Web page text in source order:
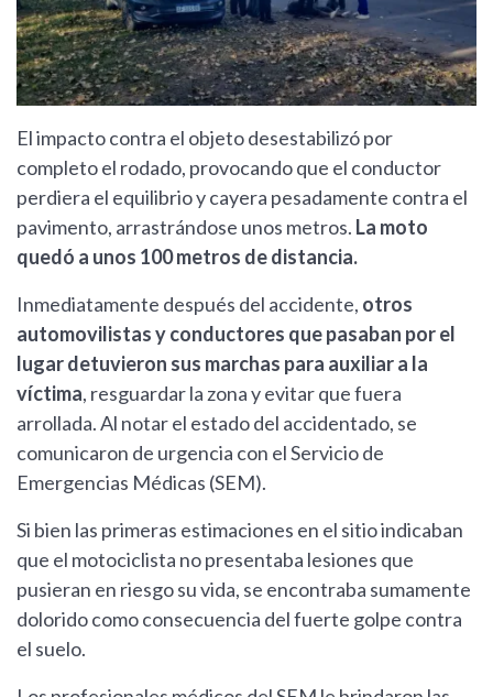
El impacto contra el objeto desestabilizó por
completo el rodado, provocando que el conductor
perdiera el equilibrio y cayera pesadamente contra el
pavimento, arrastrándose unos metros. La moto
quedó a unos 100 metros de distancia.
Inmediatamente después del accidente, otros
automovilistas y conductores que pasaban por el
lugar detuvieron sus marchas para auxiliar a la
víctima, resguardar la zona y evitar que fuera
arrollada. Al notar el estado del accidentado, se
comunicaron de urgencia con el Servicio de
Emergencias Médicas (SEM).
Si bien las primeras estimaciones en el sitio indicaban
que el motociclista no presentaba lesiones que
pusieran en riesgo su vida, se encontraba sumamente
dolorido como consecuencia del fuerte golpe contra
el suelo.